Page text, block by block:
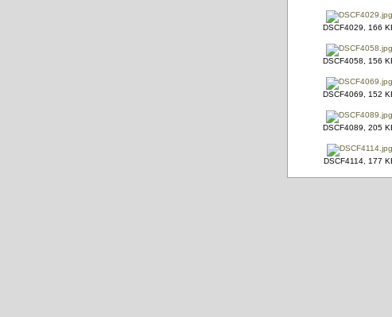
DSCF4029, 166
DSCF4058, 156
DSCF4069, 152
DSCF4089, 205
DSCF4114, 177